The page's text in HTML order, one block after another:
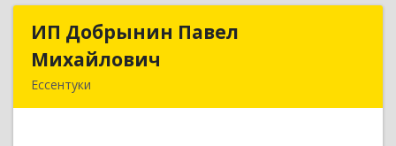
ИП Добрынин Павел
Михайлович
Ессентуки
ИП Добрынин Павел